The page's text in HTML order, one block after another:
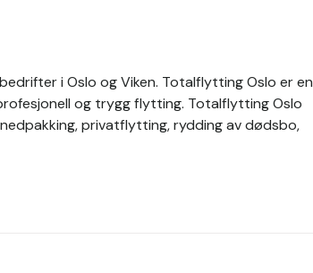
i Oslo og Viken. Totalflytting Oslo er en
og trygg flytting. Totalflytting Oslo
privatflytting, rydding av dødsbo,